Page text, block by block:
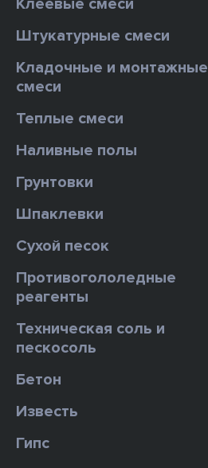
Клеевые смеси
Штукатурные смеси
Кладочные и монтажные
смеси
Теплые смеси
Наливные полы
Грунтовки
Шпаклевки
Сухой песок
Противогололедные
реагенты
Техническая соль и
пескосоль
Бетон
Известь
Гипс